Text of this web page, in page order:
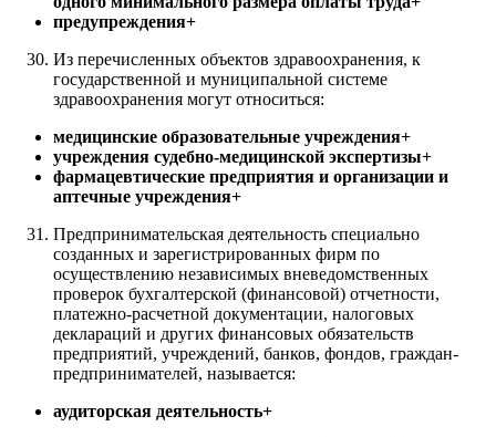
предупреждения+
Из перечисленных объектов здравоохранения, к
государственной и муниципальной системе
здравоохранения могут относиться:
медицинские образовательные учреждения+
учреждения судебно-медицинской экспертизы+
фармацевтические предприятия и организации и
аптечные учреждения+
Предпринимательская деятельность специально
созданных и зарегистрированных фирм по
осуществлению независимых вневедомственных
проверок бухгалтерской (финансовой) отчетности,
платежно-расчетной документации, налоговых
деклараций и других финансовых обязательств
предприятий, учреждений, банков, фондов, граждан-
предпринимателей, называется:
аудиторская деятельность+